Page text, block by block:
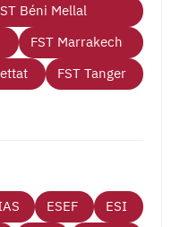
Béni Mellal
FST Marrakech
FST Tanger
ESEF
ESI